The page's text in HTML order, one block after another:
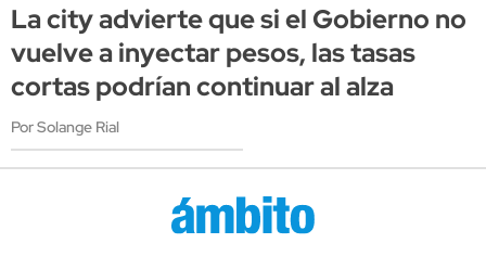
La city advierte que si el Gobierno no
vuelve a inyectar pesos, las tasas
cortas podrían continuar al alza
Por Solange Rial